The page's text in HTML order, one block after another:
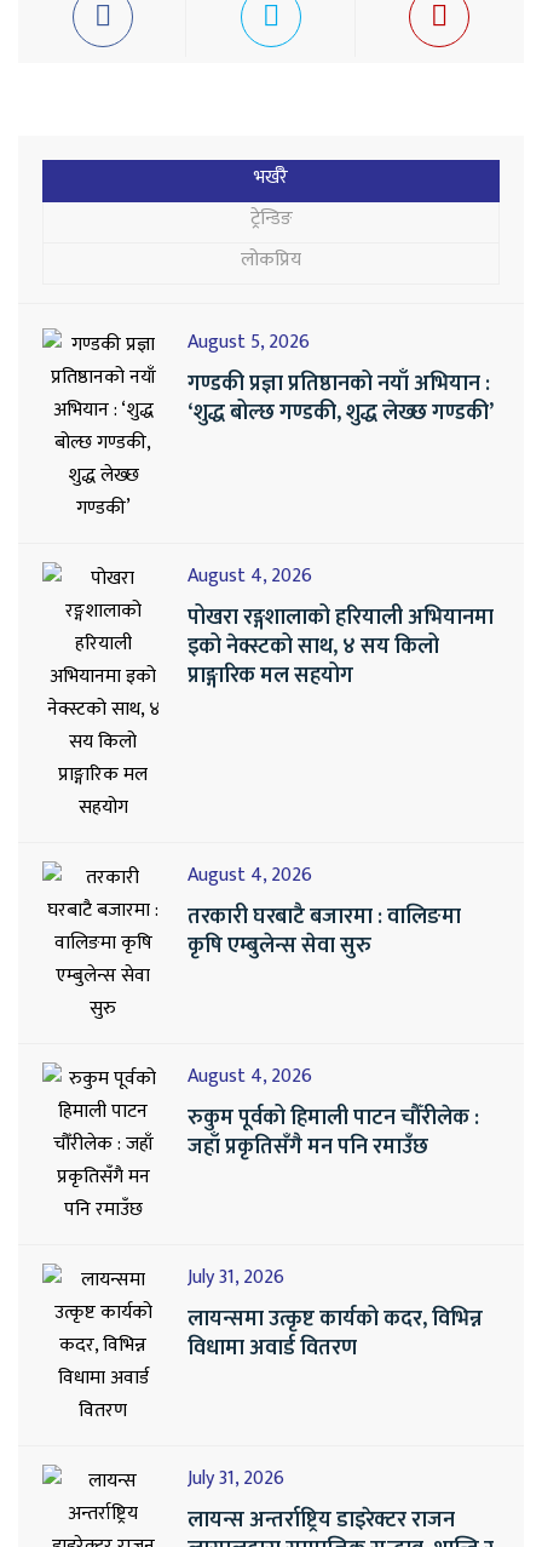
भर्खरै
ट्रेन्डिङ
लोकप्रिय
August 5, 2026
गण्डकी प्रज्ञा प्रतिष्ठानको नयाँ अभियान :
‘शुद्ध बोल्छ गण्डकी, शुद्ध लेख्छ गण्डकी’
August 4, 2026
पोखरा रङ्गशालाको हरियाली अभियानमा
इको नेक्स्टको साथ, ४ सय किलो
प्राङ्गारिक मल सहयोग
August 4, 2026
तरकारी घरबाटै बजारमा : वालिङमा
कृषि एम्बुलेन्स सेवा सुरु
August 4, 2026
रुकुम पूर्वको हिमाली पाटन चौँरीलेक :
जहाँ प्रकृतिसँगै मन पनि रमाउँछ
July 31, 2026
लायन्समा उत्कृष्ट कार्यको कदर, विभिन्न
विधामा अवार्ड वितरण
July 31, 2026
लायन्स अन्तर्राष्ट्रिय डाइरेक्टर राजन